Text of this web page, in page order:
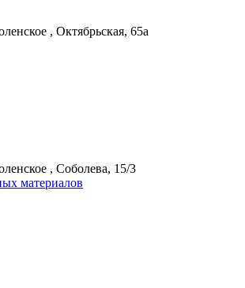
, Октябрьская, 65а
, Соболева, 15/3
материалов